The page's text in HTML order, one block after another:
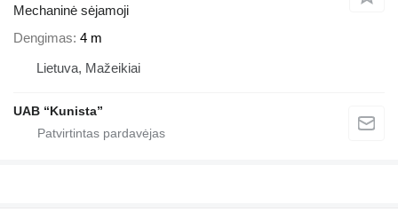
Mechaninė sėjamoji
Dengimas 4 m
Lietuva, Mažeikiai
UAB “Kunista”